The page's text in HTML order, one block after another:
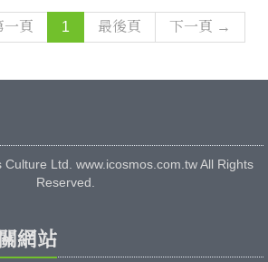
一頁 1 最後頁 下一頁 →
Ltd. www.icosmos.com.tw All Rights
Reserved.
網站